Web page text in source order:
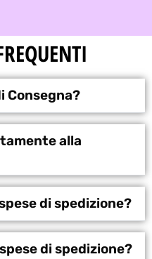
Consegna?
alla
di spedizione?
di spedizione?